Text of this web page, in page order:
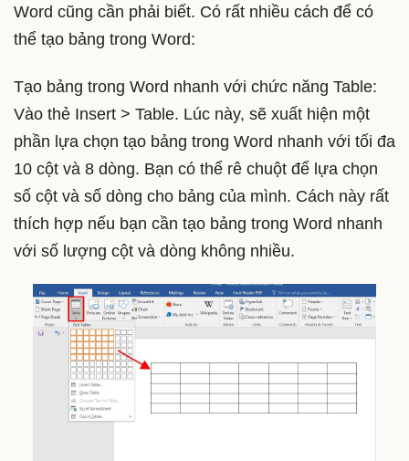
Word cũng cần phải biết. Có rất nhiều cách để có
thể tạo bảng trong Word:
Tạo bảng trong Word nhanh với chức năng Table:
Vào thẻ Insert > Table. Lúc này, sẽ xuất hiện một
phần lựa chọn tạo bảng trong Word nhanh với tối đa
10 cột và 8 dòng. Bạn có thể rê chuột để lựa chọn
số cột và số dòng cho bảng của mình. Cách này rất
thích hợp nếu bạn cần tạo bảng trong Word nhanh
với số lượng cột và dòng không nhiều.